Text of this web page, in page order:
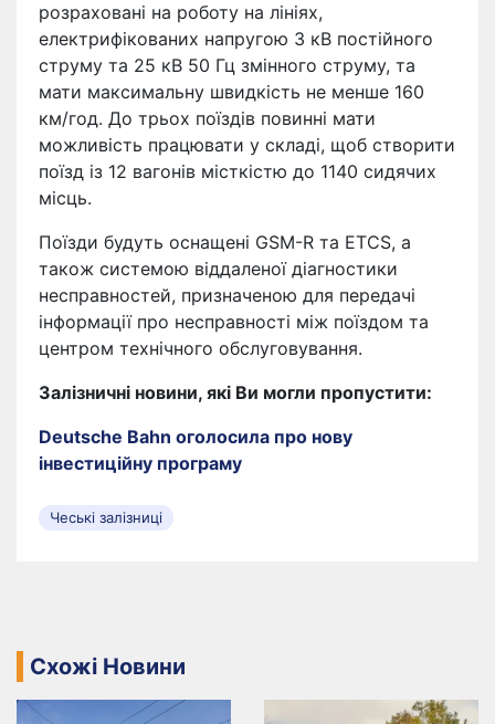
розраховані на роботу на лініях,
електрифікованих напругою 3 кВ постійного
струму та 25 кВ 50 Гц змінного струму, та
мати максимальну швидкість не менше 160
км/год. До трьох поїздів повинні мати
можливість працювати у складі, щоб створити
поїзд із 12 вагонів місткістю до 1140 сидячих
місць.
Поїзди будуть оснащені GSM-R та ETCS, а
також системою віддаленої діагностики
несправностей, призначеною для передачі
інформації про несправності між поїздом та
центром технічного обслуговування.
Залізничні новини, які Ви могли пропустити:
Deutsche Bahn оголосила про нову
інвестиційну програму
Чеські залізниці
Схожі Новини